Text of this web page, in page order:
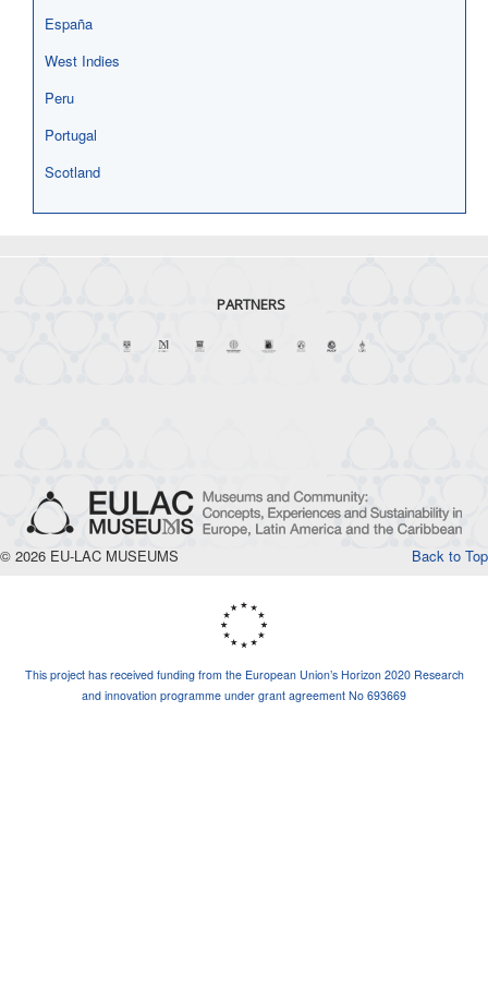
España
West Indies
Peru
Portugal
Scotland
PARTNERS
Back to Top
© 2026 EU-LAC MUSEUMS
This project has received funding from the European Union’s Horizon 2020 Research
and innovation programme under grant agreement No 693669